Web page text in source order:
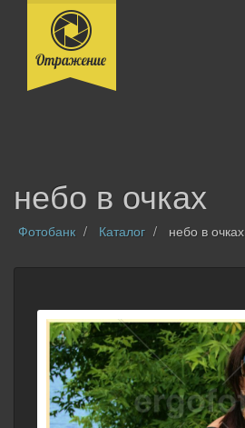
небо в очках
Фотобанк Каталог небо в очках